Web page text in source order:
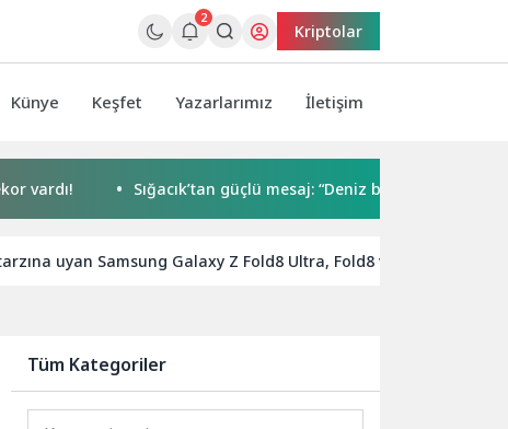
2
Kriptolar
Künye Keşfet Yazarlarımız İletişim
Sığacık’tan güçlü mesaj: “Deniz bizim, Sığacık hepimizin”
uyan Samsung Galaxy Z Fold8 Ultra, Fold8 ve Flip8 ile
Tüm Kategoriler